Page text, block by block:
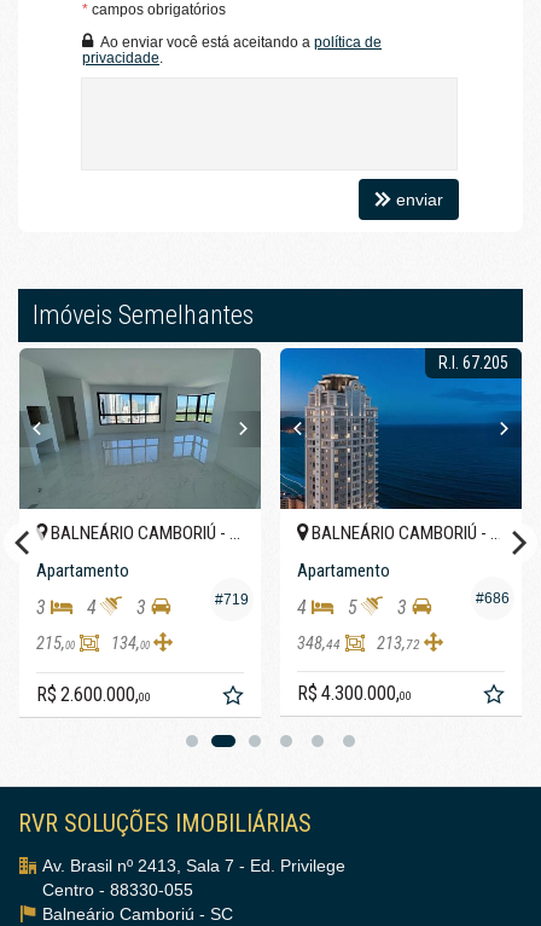
* campos obrigatórios
Ao enviar você está aceitando a política de
privacidade
enviar
Imóveis Semelhantes
#719
BALNEÁRIO CAMBORIÚ -
Apartamento
3 4 3
215,00 134,00
R$ 2.600.000,00
R.I. 67.205
#686
BALNEÁRIO CAMBORIÚ -
Apartamento
4 5 3
348,44 213,72
R$ 4.300.000,00
RVR SOLUÇÕES IMOBILIÁRIAS
Av. Brasil nº 2413, Sala 7 - Ed. Privilege
Centro - 88330-055
Balneário Camboriú - SC